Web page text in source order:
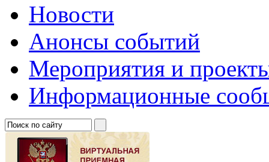
Новости
Анонсы событий
Мероприятия и
Информационные